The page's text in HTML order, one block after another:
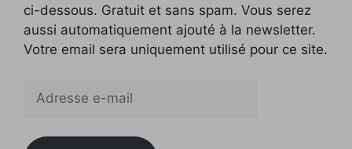
ci-dessous. Gratuit et sans spam. Vous serez
aussi automatiquement ajouté à la newsletter.
Votre email sera uniquement utilisé pour ce site.
e-